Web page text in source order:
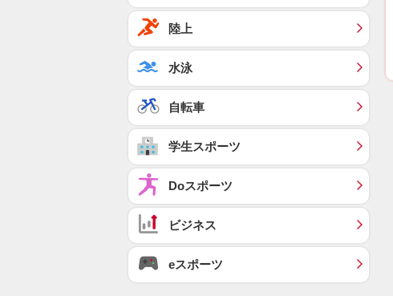
陸上
水泳
自転車
学生スポーツ
Doスポーツ
ビジネス
eスポーツ